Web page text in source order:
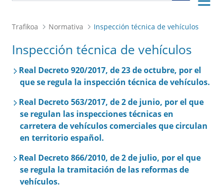
Trafikoa Normativa Inspección técnica de vehículos
Inspección técnica de vehículos
Real Decreto 920/2017, de 23 de octubre, por el
que se regula la inspección técnica de vehículos.
Real Decreto 563/2017, de 2 de junio, por el que
se regulan las inspecciones técnicas en
carretera de vehículos comerciales que circulan
en territorio español.
Real Decreto 866/2010, de 2 de julio, por el que
se regula la tramitación de las reformas de
vehículos.